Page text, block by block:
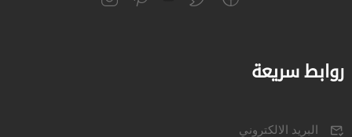
روابط سريعة
البريد الالكتروني